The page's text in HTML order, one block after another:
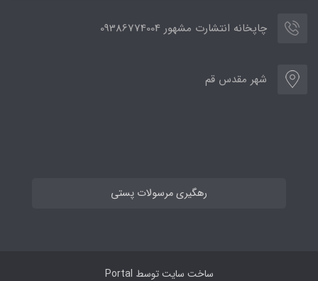
چاپخانه انتشارت مشهور 09386774004
شهر مقدس قم
رهگیری مرسولات پستی
ساخت سایت توسط Portal